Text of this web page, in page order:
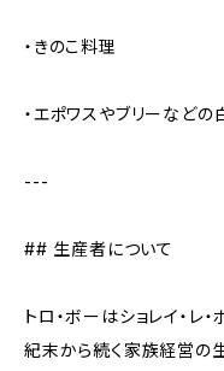
・きのこ料理
・エポワスやブリーなどの
---
## 生産者について
トロ・ボーはショレイ・レ
紀末から続く家族経営の